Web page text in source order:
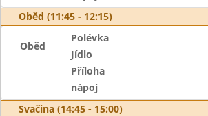
Oběd (11:45 - 12:15)
Oběd
Polévka
Jídlo
Příloha
nápoj
Svačina (14:45 - 15:00)